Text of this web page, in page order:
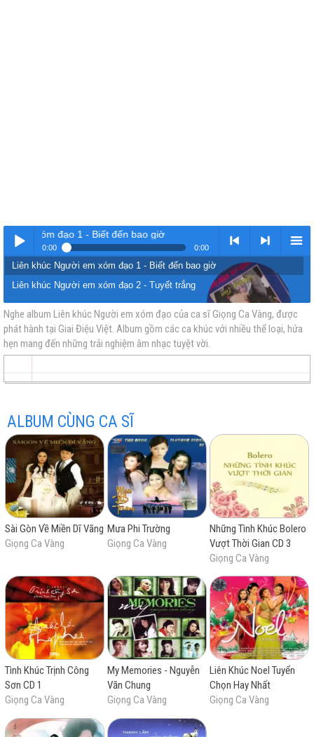
Nhạc
vàng
trữ
tình
em xóm đạo 1 - Biết đến bao giờ
0:00 0:00
< Kho
nhạc
trực
tuyến
>
Nhạc
chất
lượng
cao
Kho
nhạc
miễn
phí
Liên khúc Người em xóm đạo 1 - Biết đến bao giờ
Liên khúc Người em xóm đạo 2 - Tuyết trắng
Nghe album Liên khúc Người em xóm đạo của ca sĩ Giọng Ca Vàng, được
phát hành tại Giai Điệu Việt. Album gồm các ca khúc với nhiều thể loại, hứa
hẹn mang đến những trải nghiệm âm nhạc tuyệt vời.
ALBUM CÙNG CA SĨ
Sài Gòn Về Miền Dĩ Vãng
Giọng Ca Vàng
Mưa Phi Trường
Giọng Ca Vàng
Những Tình Khúc Bolero
Vượt Thời Gian CD 3
Giọng Ca Vàng
Tình Khúc Trịnh Công
Sơn CD 1
Giọng Ca Vàng
My Memories - Nguyễn
Văn Chung
Giọng Ca Vàng
Liên Khúc Noel Tuyển
Chọn Hay Nhất
Giọng Ca Vàng